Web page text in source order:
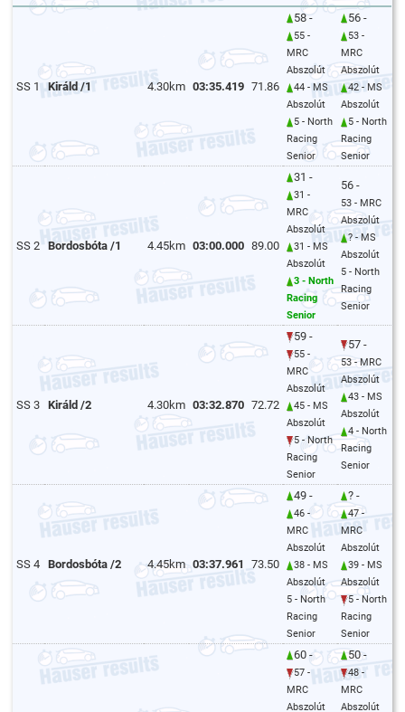
SS 1 Királd /1 4.30km 03:35.419 71.86
58 -
55 -
MRC
Abszolút
44 - MS
Abszolút
5 - North
Racing
Senior
56 -
53 -
MRC
Abszolút
42 - MS
Abszolút
5 - North
Racing
Senior
SS 2 Bordosbóta /1 4.45km 03:00.000 89.00
31 -
31 -
MRC
Abszolút
31 - MS
Abszolút
3 - North
Racing
Senior
56 -
53 - MRC
Abszolút
? - MS
Abszolút
5 - North
Racing
Senior
SS 3 Királd /2 4.30km 03:32.870 72.72
59 -
55 -
MRC
Abszolút
45 - MS
Abszolút
5 - North
Racing
Senior
57 -
53 - MRC
Abszolút
43 - MS
Abszolút
4 - North
Racing
Senior
SS 4 Bordosbóta /2 4.45km 03:37.961 73.50
49 -
46 -
MRC
Abszolút
38 - MS
Abszolút
5 - North
Racing
Senior
? -
47 -
MRC
Abszolút
39 - MS
Abszolút
5 - North
Racing
Senior
60 -
57 -
MRC
Abszolút
50 -
48 -
MRC
Abszolút